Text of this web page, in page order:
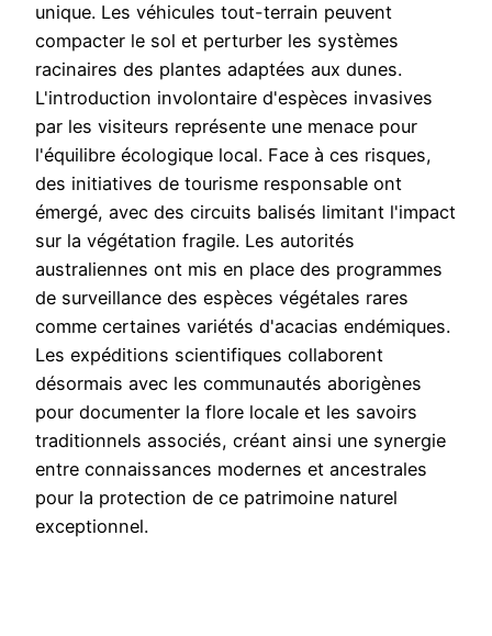
unique. Les véhicules tout-terrain peuvent
compacter le sol et perturber les systèmes
racinaires des plantes adaptées aux dunes.
L'introduction involontaire d'espèces invasives
par les visiteurs représente une menace pour
l'équilibre écologique local. Face à ces risques,
des initiatives de tourisme responsable ont
émergé, avec des circuits balisés limitant l'impact
sur la végétation fragile. Les autorités
australiennes ont mis en place des programmes
de surveillance des espèces végétales rares
comme certaines variétés d'acacias endémiques.
Les expéditions scientifiques collaborent
désormais avec les communautés aborigènes
pour documenter la flore locale et les savoirs
traditionnels associés, créant ainsi une synergie
entre connaissances modernes et ancestrales
pour la protection de ce patrimoine naturel
exceptionnel.